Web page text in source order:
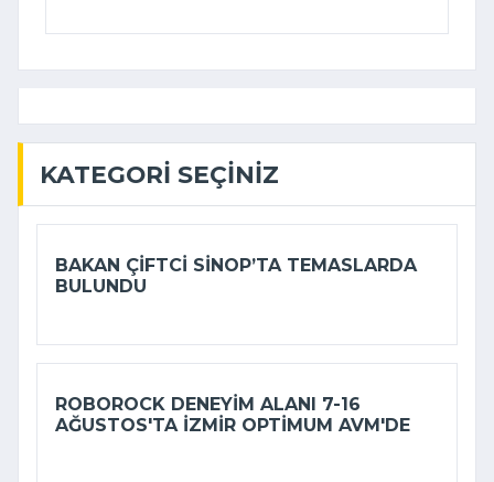
KATEGORI SEÇINIZ
BAKAN ÇIFTCI SINOP’TA TEMASLARDA
BULUNDU
ROBOROCK DENEYIM ALANI 7-16
AĞUSTOS'TA İZMIR OPTIMUM AVM'DE